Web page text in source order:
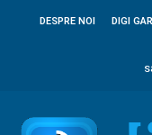
DESPRE NOI DIGI